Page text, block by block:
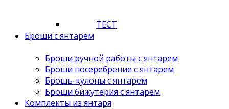
ТЕСТ
Броши с янтарем
Броши ручной работы с янтарем
Броши посеребрение с янтарем
Брошь-кулоны с янтарем
Броши бижутерия с янтарем
Комплекты из янтаря